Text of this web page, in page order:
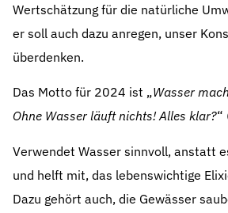
Wertschätzung für die natürliche
er soll auch dazu anregen, unser
überdenken.
Das Motto für 2024 ist „Wasser
Ohne Wasser läuft nichts! Alles klar?“
Verwendet Wasser sinnvoll, anstatt
und helft mit, das lebenswichtige
Dazu gehört auch, die Gewässer